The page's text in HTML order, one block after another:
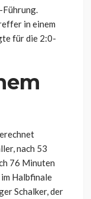
Führung.
in einem
für die 2:0-
nach 53
76 Minuten
Halbfinale
Schalker, der